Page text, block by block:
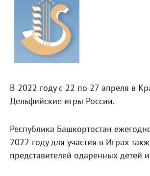
В 2022 году с 22 по 27 апреля в
Дельфийские игры России.
Республика Башкортостан
2022 году для участия в Играх
представителей одаренных детей